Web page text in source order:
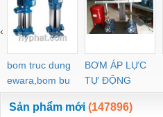
bom truc dung
ewara,bom bu
ewara
BƠM ÁP LỰC
TỰ ĐỘNG
‹
Sản phẩm mới (147896)